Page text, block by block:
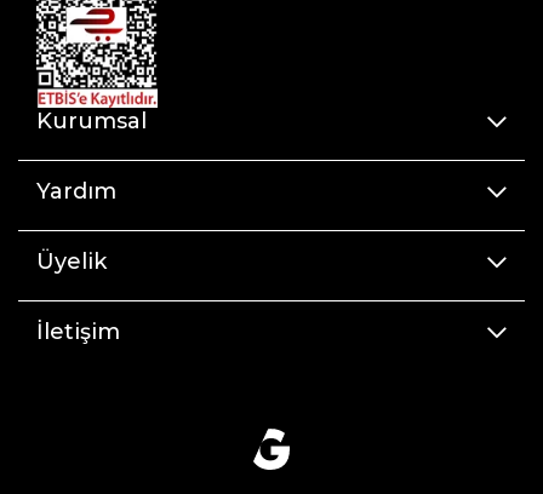
Kurumsal
Yardım
Üyelik
İletişim